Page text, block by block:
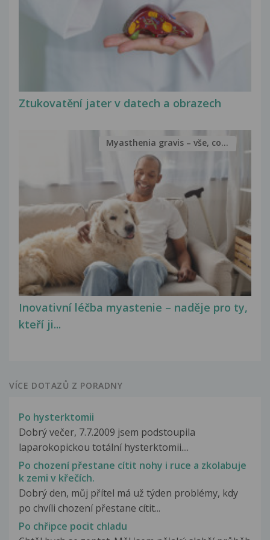
Ztukovatění jater v datech a obrazech
Inovativní léčba myastenie – naděje pro ty,
kteří ji...
Myasthenia gravis – vše, co...
VÍCE DOTAZŮ Z PORADNY
Po hysterktomii
Dobrý večer, 7.7.2009 jsem podstoupila
laparokopickou totální hysterktomii....
Po chození přestane cítit nohy i ruce a zkolabuje
k zemi v křečích.
Dobrý den, můj přítel má už týden problémy, kdy
po chvíli chození přestane cítit...
Po chřipce pocit chladu